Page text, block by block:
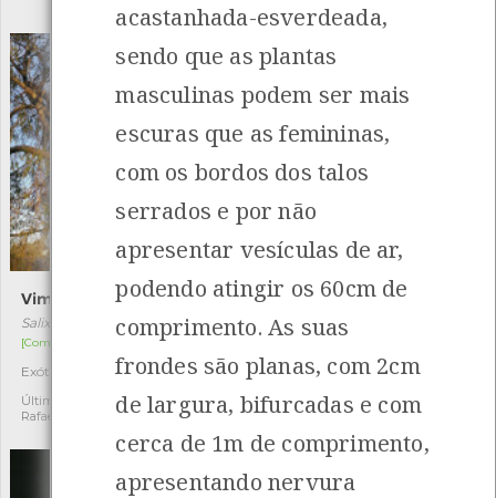
Vimeiro
Salix kirilowiana
[Comum]
Exótica
Última observação por:
Rafael C.
1
Tamargueira
Tamarix africana
Autóctone
Última observação por:
Rafael C.
acastanhada-esverdeada,
sendo que as plantas
masculinas podem ser mais
escuras que as femininas,
com os bordos dos talos
serrados e por não
apresentar vesículas de ar,
podendo atingir os 60cm de
comprimento. As suas
frondes são planas, com 2cm
de largura, bifurcadas e com
cerca de 1m de comprimento,
apresentando nervura